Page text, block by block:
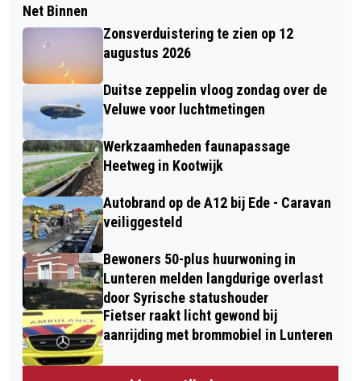
Net Binnen
Zonsverduistering te zien op 12
augustus 2026
Duitse zeppelin vloog zondag over de
Veluwe voor luchtmetingen
Werkzaamheden faunapassage
Heetweg in Kootwijk
Autobrand op de A12 bij Ede - Caravan
veiliggesteld
Bewoners 50-plus huurwoning in
Lunteren melden langdurige overlast
door Syrische statushouder
Fietser raakt licht gewond bij
aanrijding met brommobiel in Lunteren